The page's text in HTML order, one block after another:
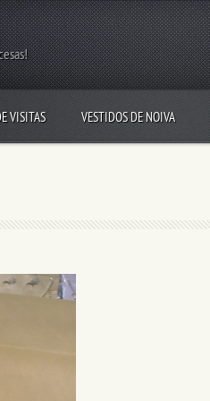
VISITAS VESTIDOS DE NOIVA